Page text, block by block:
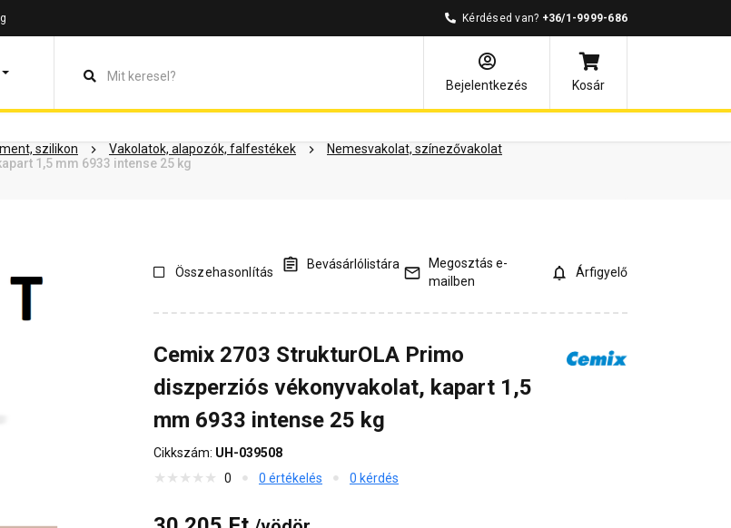
Kérdésed van? +36/1-9999-686
Bejelentkezés
Kosár
szilikon Vakolatok, alapozók, falfestékek
Nemesvakolat, színezővakolat
1,5 mm 6933 intense 25 kg
Dokumentumok Vásárlói vélemények Kérdések és válaszok
Összehasonlítás
Bevásárlólistára
Megosztás e-
mailben
Árfigyelő
Cemix 2703 StrukturOLA Primo
diszperziós vékonyvakolat, kapart 1,5
mm 6933 intense 25 kg
Cikkszám: UH-039508
0
0 értékelés 0 kérdés